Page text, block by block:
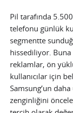
Pil tarafında
telefonu günlük
segmentte
hissediliyor. Buna
reklamlar, ön
kullanıcılar için
Samsung’un
zenginliğini